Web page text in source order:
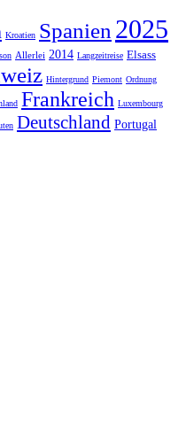
Kroatien Spanien 2025
Allerlei 2014 Langzeitreise Elsass
Hintergrund Piemont Ordnung
Frankreich Luxembourg
Deutschland Portugal